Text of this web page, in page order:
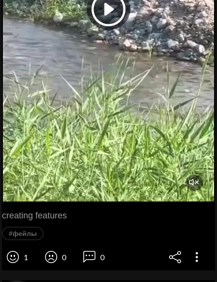
creating features
#фейлы
1 0 0